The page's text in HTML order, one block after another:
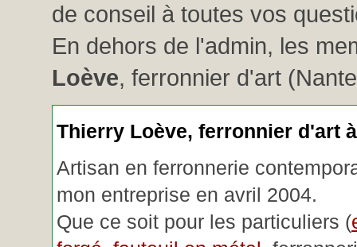
de conseil à toutes vos
En dehors de l'admin, les
Loève, ferronnier d'art
Thierry Loève, ferronnier d'art
Artisan en ferronnerie
mon entreprise en avril 2004.
Que ce soit pour les particuliers (